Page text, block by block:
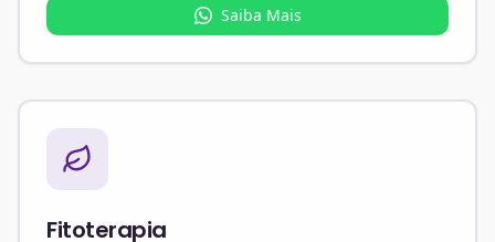
Saiba Mais
Fitoterapia